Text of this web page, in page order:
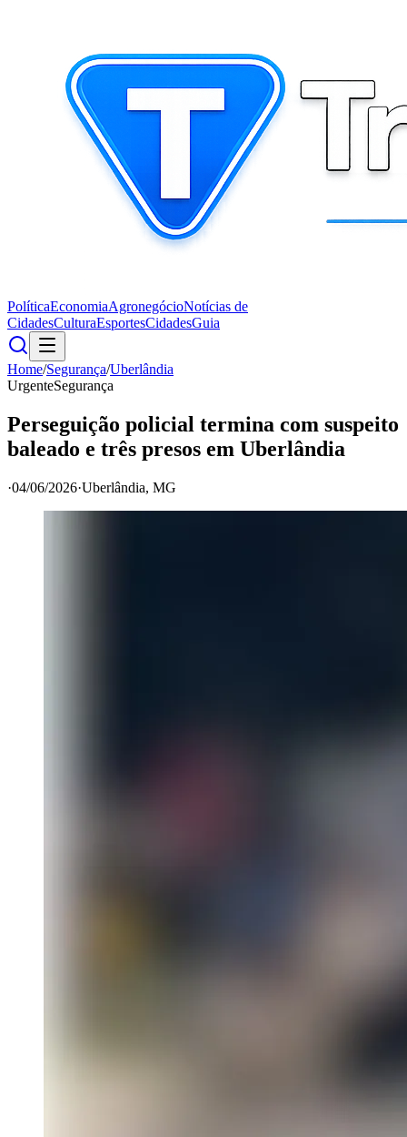
PolíticaEconomiaAgronegócioNotícias de
CidadesCulturaEsportesCidadesGuia
Home/Segurança/Uberlândia
UrgenteSegurança
Perseguição policial termina com suspeito
baleado e três presos em Uberlândia
·04/06/2026·Uberlândia, MG